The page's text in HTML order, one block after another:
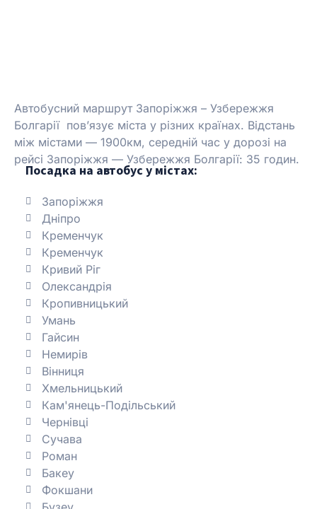
Автобусний маршрут Запоріжжя – Узбережжя
Болгарії пов’язує міста у різних країнах. Відстань
між містами — 1900км, середній час у дорозі на
рейсі Запоріжжя — Узбережжя Болгарії: 35 годин.
Посадка на автобус у містах:
Запоріжжя
Дніпро
Кременчук
Кременчук
Кривий Ріг
Олександрія
Кропивницький
Умань
Гайсин
Немирів
Вінниця
Хмельницький
Кам'янець-Подільський
Чернівці
Сучава
Роман
Бакеу
Фокшани